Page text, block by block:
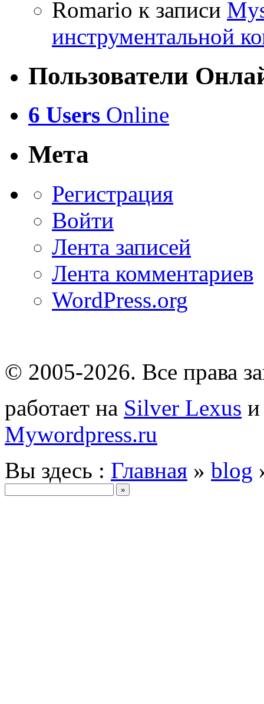
Romario к записи
инструментальной
Пользователи
6 Users Online
Мета
Регистрация
Войти
Лента записей
Лента комментариев
WordPress.org
© 2005-2026. Все права
работает на Silver Lexus
Mywordpress.ru
Вы здесь : Главная » blog